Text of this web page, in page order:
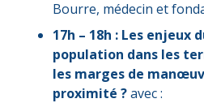
Bourre, médecin et
17h – 18h : Les enjeux
population dans les
les marges de
proximité ?avec :